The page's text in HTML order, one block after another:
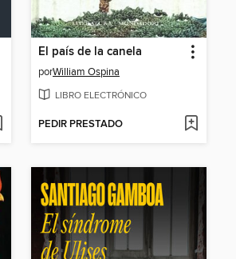
El país de la canela
porWilliam Ospina
LIBRO ELECTRÓNICO
PEDIR PRESTADO